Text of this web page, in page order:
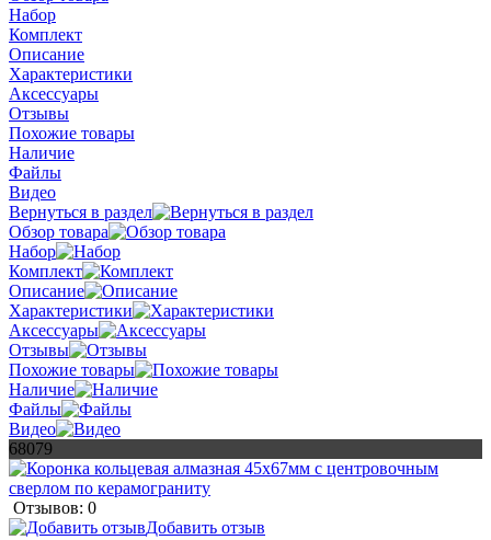
Набор
Комплект
Описание
Характеристики
Аксессуары
Отзывы
Похожие товары
Наличие
Файлы
Видео
Вернуться в раздел
Обзор товара
Набор
Комплект
Описание
Характеристики
Аксессуары
Отзывы
Похожие товары
Наличие
Файлы
Видео
68079
Отзывов: 0
Добавить отзыв